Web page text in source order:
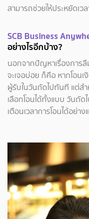
สามารถช่วยให้ประหยัดเวล
SCB Business
อย่างไรอีกบ้าง?
นอกจากปัญหาเรื่องกา
จะเจอบ่อย ก็คือ หากโอน
ผู้รับในวันถัดไปทันที แต่ส
เลือกโอนได้ทั้งแบบ วันถั
เตือนเวลาการโอนได้อย่า